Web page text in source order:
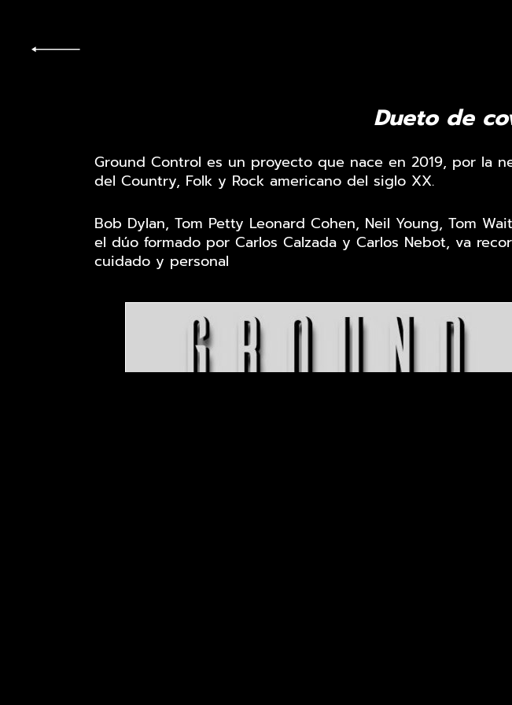
Dueto de
Ground Control es un proyecto que nace en 2019, por la
del Country, Folk y Rock americano del siglo XX.
Bob Dylan, Tom Petty Leonard Cohen, Neil Young, Tom
el dúo formado por Carlos Calzada y Carlos Nebot, va
cuidado y personal